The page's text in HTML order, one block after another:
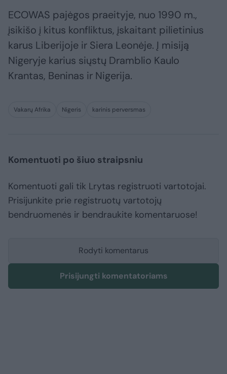
ECOWAS pajėgos praeityje, nuo 1990 m.,
įsikišo į kitus konfliktus, įskaitant pilietinius
karus Liberijoje ir Siera Leonėje. Į misiją
Nigeryje karius siųstų Dramblio Kaulo
Krantas, Beninas ir Nigerija.
Vakarų Afrika Nigeris karinis perversmas
Komentuoti po šiuo straipsniu
Komentuoti gali tik Lrytas registruoti vartotojai.
Prisijunkite prie registruotų vartotojų
bendruomenės ir bendraukite komentaruose!
Rodyti komentarus
Prisijungti komentatoriams